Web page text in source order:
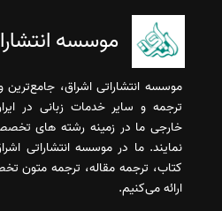
موسسه
موسسه انتشاراتی اشراق، جامع‌ترین
ترجمه و سایر خدمات زبانی در
خارجی ما در زمینه رشته های
نمایند. ما در موسسه انتشاراتی
کتاب، ترجمه مقاله، ترجمه متون
ارائه می‌کنیم.